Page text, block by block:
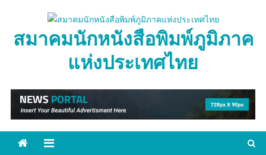
contentสมาคมนักหนังสือพิมพ์ภูมิภาค
แห่งประเทศไทย